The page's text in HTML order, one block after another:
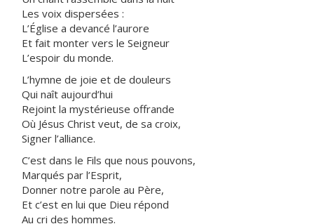
Les voix dispersées :
L’Église a devancé l’aurore
Et fait monter vers le Seigneur
L’espoir du monde.
L’hymne de joie et de douleurs
Qui naît aujourd’hui
Rejoint la mystérieuse offrande
Où Jésus Christ veut, de sa croix,
Signer l’alliance.
C’est dans le Fils que nous pouvons,
Marqués par l’Esprit,
Donner notre parole au Père,
Et c’est en lui que Dieu répond
Au cri des hommes.